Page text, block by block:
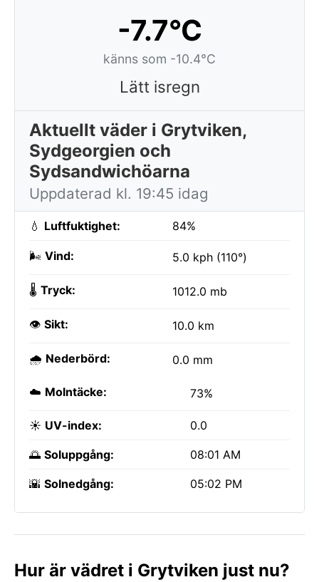
-7.7°C
känns som -10.4°C
Lätt isregn
Aktuellt väder i Grytviken,
Sydgeorgien och
Sydsandwichöarna
Uppdaterad kl. 19:45 idag
💧 Luftfuktighet: 84%
🌬️ Vind: 5.0 kph (110°)
🌡️ Tryck: 1012.0 mb
👁️ Sikt: 10.0 km
🌧️ Nederbörd: 0.0 mm
☁️ Molntäcke: 73%
☀️ UV-index: 0.0
🌅 Soluppgång: 08:01 AM
🌇 Solnedgång: 05:02 PM
Hur är vädret i Grytviken just nu?